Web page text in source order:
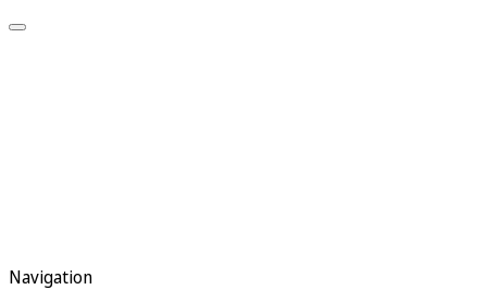
Navigation